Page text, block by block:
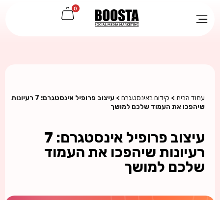
0
עמוד הבית > קידום באינסטגרם
> עיצוב פרופיל אינסטגרם: 7 רעיונות
שיהפכו את העמוד שלכם למושך
עיצוב פרופיל אינסטגרם: 7
רעיונות שיהפכו את העמוד
שלכם למושך